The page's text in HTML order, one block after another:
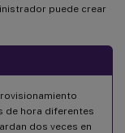
puede crear
de hora diferentes
dos veces en